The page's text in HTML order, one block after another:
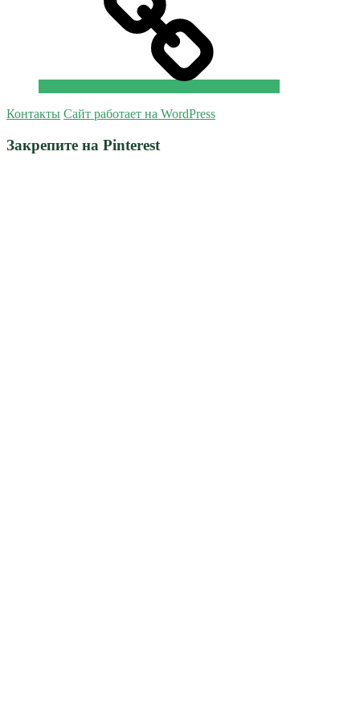
Контакты Сайт работает на WordPress
Закрепите на Pinterest